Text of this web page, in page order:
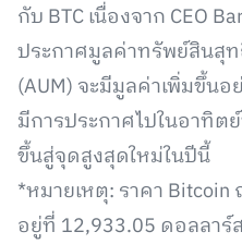
กับ BTC เนื่องจาก CEO
ประกาศมูลค่าทรัพย์สินสุ
(AUM) จะมีมูลค่าเพิ่มขึ้น
มีการประกาศไปในอาทิต
ขึ้นสู่จุดสูงสุดใหม่ในปีนี้
*หมายเหตุ: ราคา
อยู่ที่ 12,933.05 ดอลลาร์